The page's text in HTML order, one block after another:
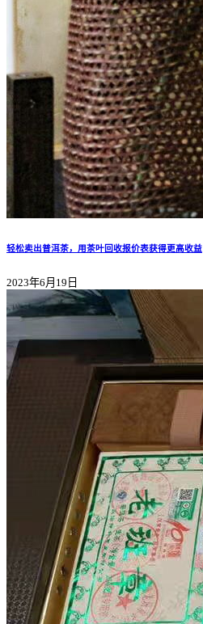
轻松卖出普洱茶，用茶叶回收报价表获得更高收益
2023年6月19日